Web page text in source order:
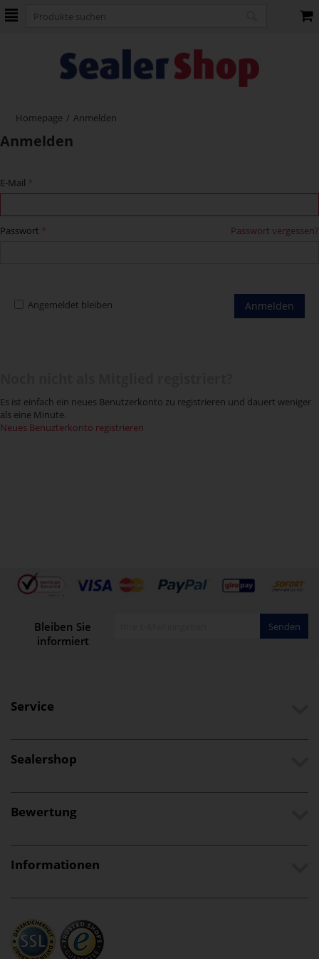
Homepage / Anmelden
Anmelden
E-Mail
Passwort Passwort vergessen?
Anmelden
Angemeldet bleiben
Es ist einfach ein neues Benutzerkonto zu registrieren und dauert weniger
als eine Minute.
Neues Benuzterkonto registrieren
Bleiben Sie
informiert
Senden
Service
Sealershop
Bewertung
Informationen